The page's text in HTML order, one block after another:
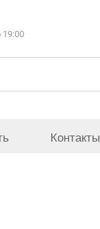
19:00
Контакты